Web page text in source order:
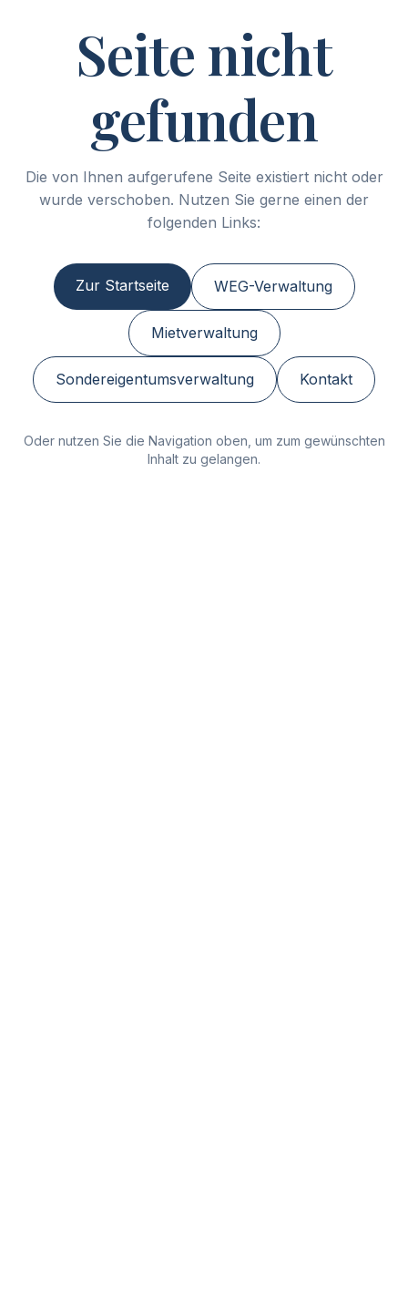
Seite nicht
gefunden
Die von Ihnen aufgerufene Seite existiert nicht oder
wurde verschoben. Nutzen Sie gerne einen der
folgenden Links:
Zur Startseite WEG-Verwaltung
Mietverwaltung
Sondereigentumsverwaltung Kontakt
Oder nutzen Sie die Navigation oben, um zum gewünschten
Inhalt zu gelangen.